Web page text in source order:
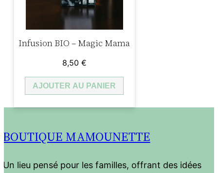
Infusion BIO – Magic Mama
8,50 €
AJOUTER AU PANIER
BOUTIQUE MAMOUNETTE
Un lieu pensé pour les familles, offrant des idées